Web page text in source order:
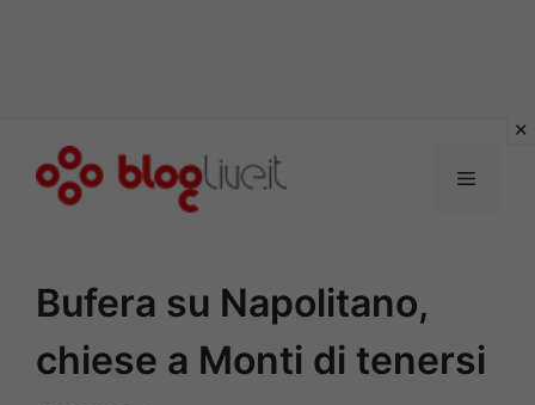
Menu
Bufera su Napolitano,
chiese a Monti di tenersi